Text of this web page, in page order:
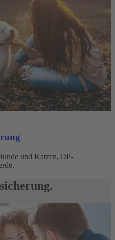
und Katzen, OP-